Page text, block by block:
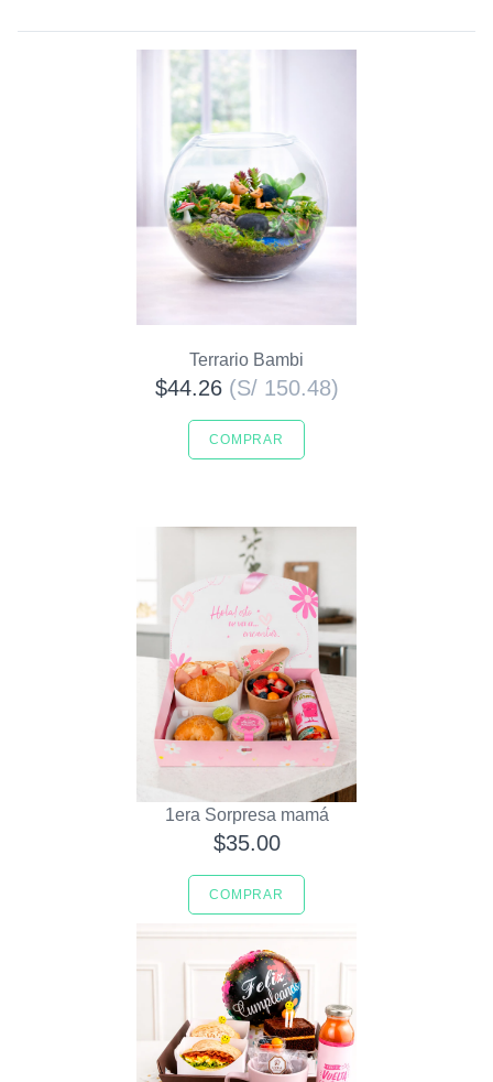
Terrario Bambi
$44.26 (S/ 150.48)
COMPRAR
1era Sorpresa mamá
$35.00
COMPRAR